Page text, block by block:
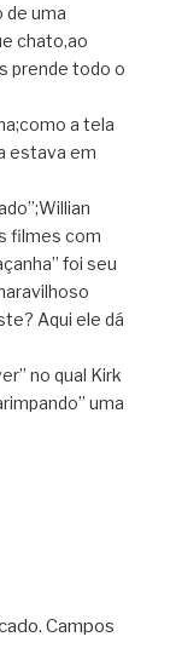
uma
chato,ao
prende todo o
a tela
estava em
filmes com
foi seu
Aqui ele dá
no qual Kirk
uma
Campos